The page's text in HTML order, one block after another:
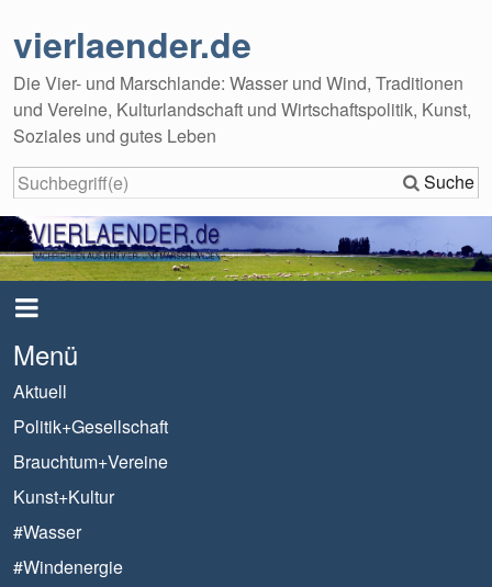
vierlaender.de
Die Vier- und Marschlande: Wasser und Wind, Traditionen
und Vereine, Kulturlandschaft und Wirtschaftspolitik, Kunst,
Soziales und gutes Leben
Suche
Menü
Aktuell
Politik+Gesellschaft
Brauchtum+Vereine
Kunst+Kultur
#Wasser
#Windenergie